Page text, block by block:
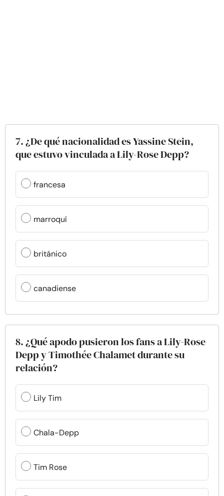
7. ¿De qué nacionalidad es Yassine Stein,
que estuvo vinculada a Lily-Rose Depp?
francesa
marroquí
británico
canadiense
8. ¿Qué apodo pusieron los fans a Lily-Rose
Depp y Timothée Chalamet durante su
relación?
Lily Tim
Chala-Depp
Tim Rose